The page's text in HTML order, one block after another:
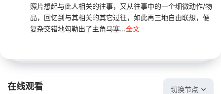
照片想起与此人相关的往事，又从往事中的一个细微动作/物
品，回忆到与其相关的其它过往，如此再三地自由联想，便
复杂交错地勾勒出了主角马塞...全文
在线观看 切换节点